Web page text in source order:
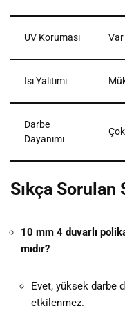
UV Koruması Var
Isı Yalıtımı
Darbe
Dayanımı
Sıkça Sorulan
10 mm 4 duvarlı
mıdır?
Evet, yüksek darbe
etkilenmez.